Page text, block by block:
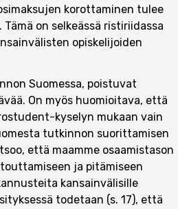
korottaminen tulee
on selkeässä ristiriidassa
opiskelijoiden
Suomessa, poistuvat
On myös huomioitava, että
kyselyn mukaan vain
tutkinnon suorittamisen
että maamme osaamistason
ja pitämiseen
kansainvälisille
todetaan (s. 17), että